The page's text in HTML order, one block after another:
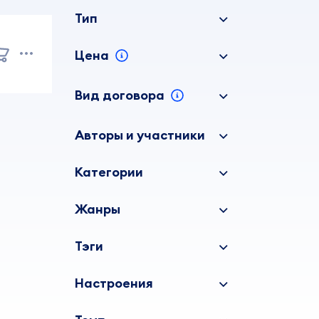
Тип
Цена
Вид договора
Авторы и участники
Категории
Жанры
Тэги
Настроения